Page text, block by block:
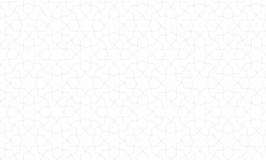
Жіночий гольф з начосом великого розміру
430.00грн.